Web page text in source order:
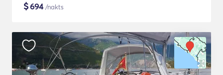
$694/nakts